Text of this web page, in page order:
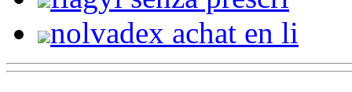
nolvadex achat en li